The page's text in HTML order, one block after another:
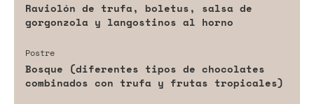
Raviolón de trufa, boletus, salsa de
gorgonzola y langostinos al horno
Postre
Bosque (diferentes tipos de chocolates
combinados con trufa y frutas tropicales)